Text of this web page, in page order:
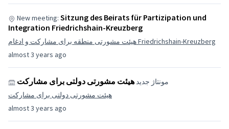
almost 3 years ago
New meeting: Sitzung des Beirats für Partizipation und
Integration Friedrichshain-Kreuzberg
هیئت مشورتی منطقه برای مشارکت و ادغام Friedrichshain-Kreuzberg
almost 3 years ago
مونتاژ جدیدهیئت مشورتی دولتی برای مشارکت
هیئت مشورتی دولتی برای مشارکت